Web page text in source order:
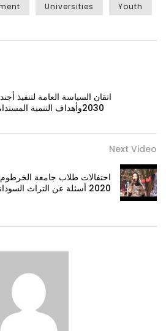
Universities Youth
اتقان السياسة العامة لتنفيذ
2030وأهداف التنمية المستدامة في السودان
Next Video
احتفالات طلاب جامعة الخرطوم
2020 أسئلة عن التراث السوداني